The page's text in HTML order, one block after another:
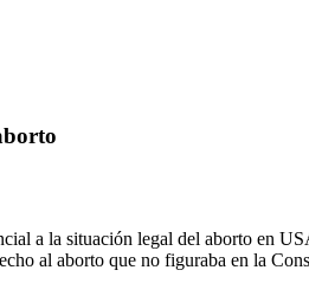
a la situación legal del aborto en
al aborto que no figuraba en la